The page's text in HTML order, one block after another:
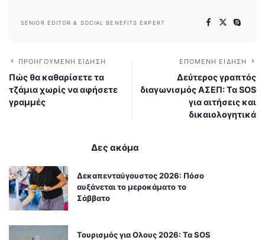
SENIOR EDITOR & SOCIAL BENEFITS EXPERT
ΠΡΟΗΓΟΎΜΕΝΗ ΕΊΔΗΣΗ
Πώς θα καθαρίσετε τα
τζάμια χωρίς να αφήσετε
γραμμές
ΕΠΌΜΕΝΗ ΕΊΔΗΣΗ
Δεύτερος γραπτός
διαγωνισμός ΑΣΕΠ: Τα SOS
για αιτήσεις και
δικαιολογητικά
Δες ακόμα
Δεκαπενταύγουστος 2026: Πόσο
αυξάνεται το μεροκάματο το
Σάββατο
Τουρισμός για Ολους 2026: Τα SOS